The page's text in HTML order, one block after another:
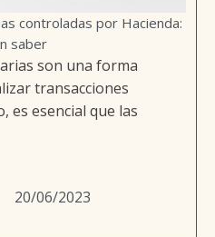
controladas por Hacienda:
saber
son una forma
transacciones
es esencial que las
20/06/2023